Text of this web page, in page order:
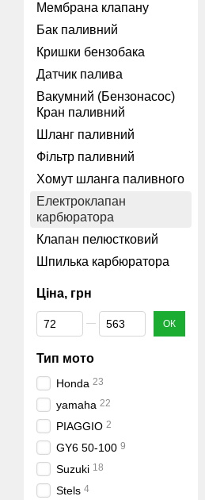
Мембрана клапану
Бак паливний
Кришки бензобака
Датчик палива
Вакумний (Бензонасос)
Кран паливний
Шланг паливний
Фільтр паливний
Хомут шланга паливного
Електроклапан
карбюратора
Клапан пелюстковий
Шпилька карбюратора
Ціна, грн
Від Ціна, грн
До Ціна, грн ОК
Тип мото
Honda 23
yamaha 22
PIAGGIO 2
GY6 50-100 9
Suzuki 18
Stels 4